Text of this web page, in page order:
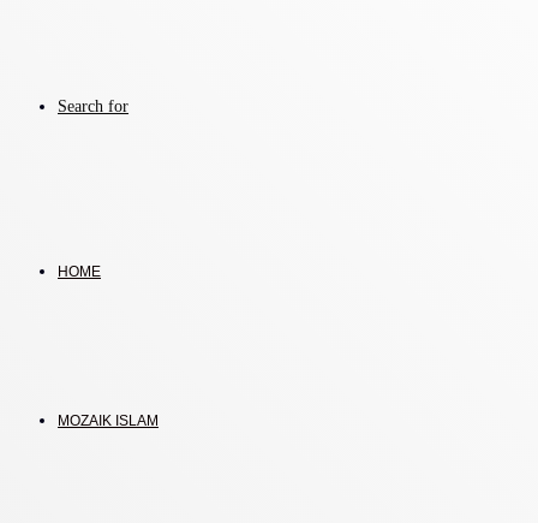
Search for
HOME
MOZAIK ISLAM